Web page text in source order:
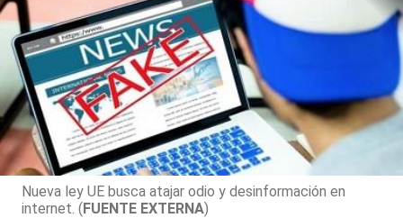
Nueva ley UE busca atajar odio y desinformación en
internet. (FUENTE EXTERNA)